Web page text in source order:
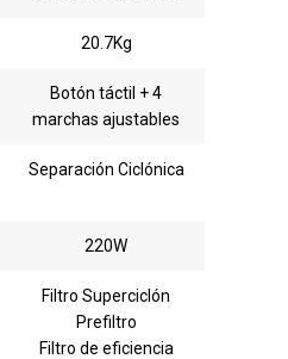
20.7Kg
Botón táctil + 4
marchas ajustables
Separación Ciclónica
220W
Filtro Superciclón
Prefiltro
Filtro de eficiencia